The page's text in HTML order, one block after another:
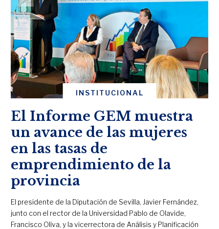
INSTITUCIONAL
El Informe GEM muestra
un avance de las mujeres
en las tasas de
emprendimiento de la
provincia
El presidente de la Diputación de Sevilla, Javier Fernández,
junto con el rector de la Universidad Pablo de Olavide,
Francisco Oliva, y la vicerrectora de Análisis y Planificación